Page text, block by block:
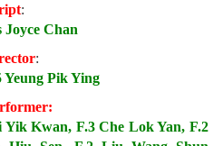
:
Chan
:
Yeung Pik Ying
Yik Kwan, F.3 Che Lok Yan, F.2